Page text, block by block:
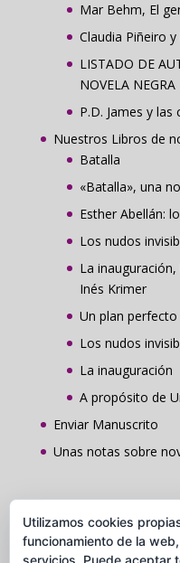
Mar Behm, El
Claudia Piñeiro
LISTADO DE
NOVELA NEGRA
P.D. James y
Nuestros Libros de
Batalla
«Batalla», una
Esther Abellán:
Los nudos
La
Inés Krimer
Un plan perfecto
Los nudos
La inauguración
A propósito de
Enviar Manuscrito
Unas notas sobre
Contacto
Grupo
Utilizamos cookies
funcionamiento de la
servicios. Puede aceptar